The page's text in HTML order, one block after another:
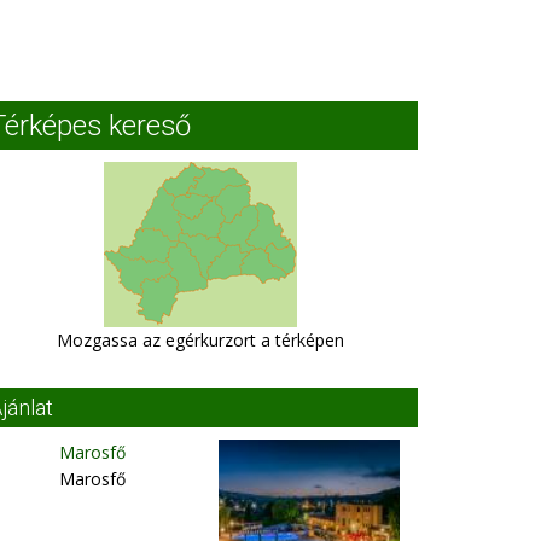
kereső
Mozgassa az egérkurzort a térképen
Marosfő
Marosfő